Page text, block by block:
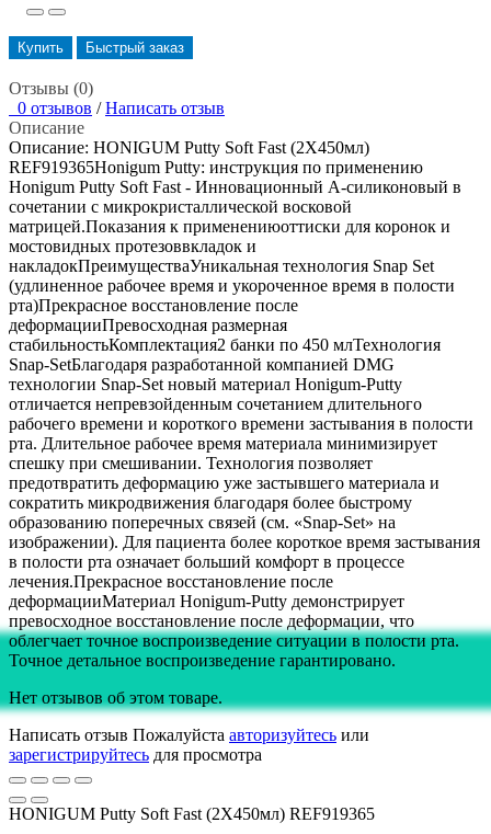
Купить Быстрый заказ
Отзывы (0)
0 отзывов / Написать отзыв
Описание
Описание: HONIGUM Putty Soft Fast (2Х450мл)
REF919365Honigum Putty: инструкция по применению
Honigum Putty Soft Fast - Инновационный А-силиконовый в
сочетании с микрокристаллической восковой
матрицей.Показания к применениюоттиски для коронок и
мостовидных протезоввкладок и
накладокПреимуществаУникальная технология Snap Set
(удлиненное рабочее время и укороченное время в полости
рта)Прекрасное восстановление после
деформацииПревосходная размерная
стабильностьКомплектация2 банки по 450 млТехнология
Snap-SetБлагодаря разработанной компанией DMG
технологии Snap-Set новый материал Honigum-Putty
отличается непревзойденным сочетанием длительного
рабочего времени и короткого времени застывания в полости
рта. Длительное рабочее время материала минимизирует
спешку при смешивании. Технология позволяет
предотвратить деформацию уже застывшего материала и
сократить микродвижения благодаря более быстрому
образованию поперечных связей (см. «Snap-Set» на
изображении). Для пациента более короткое время застывания
в полости рта означает больший комфорт в процессе
лечения.Прекрасное восстановление после
деформацииМатериал Honigum-Putty демонстрирует
превосходное восстановление после деформации, что
облегчает точное воспроизведение ситуации в полости рта.
Точное детальное воспроизведение гарантировано.
Нет отзывов об этом товаре.
Написать отзыв Пожалуйста авторизуйтесь или
зарегистрируйтесь для просмотра
HONIGUM Putty Soft Fast (2Х450мл) REF919365